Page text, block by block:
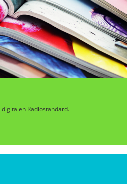
Radiostandard.